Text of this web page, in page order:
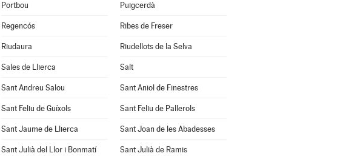
Portbou Puigcerdà
Regencós Ribes de Freser
Riudaura Riudellots de la Selva
Sales de Llierca Salt
Sant Andreu Salou Sant Aniol de Finestres
Sant Feliu de Guíxols Sant Feliu de Pallerols
Sant Jaume de Llierca Sant Joan de les Abadesses
Sant Julià del Llor i Bonmatí Sant Julià de Ramis